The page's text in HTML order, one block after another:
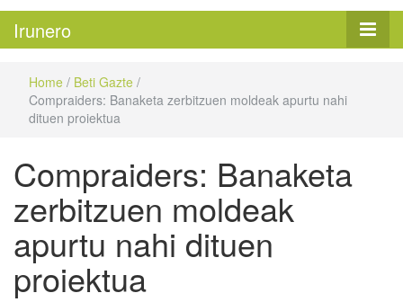
Irunero
Home / Beti Gazte /
Compraiders: Banaketa zerbitzuen moldeak apurtu nahi
dituen proiektua
Compraiders: Banaketa
zerbitzuen moldeak
apurtu nahi dituen
proiektua